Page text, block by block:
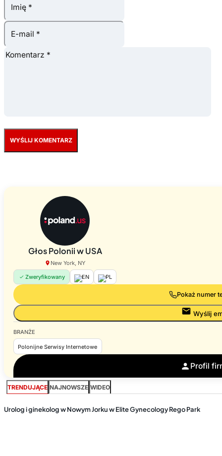
Głos Polonii w USA
New York, NY
Zweryfikowany
EN PL
Pokaż numer
Wyślij
BRANŻE
Polonijne Serwisy Internetowe
Profil
TRENDUJĄCE NAJNOWSZE WIDEO
Urolog i ginekolog w Nowym Jorku w Elite Gynecology Rego Park